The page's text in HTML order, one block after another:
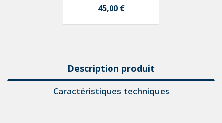
Prix
45,00 €
Description produit
Caractéristiques techniques